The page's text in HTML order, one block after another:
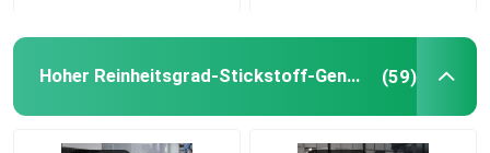
Hoher Reinheitsgrad-Stickstoff-Generator (59)